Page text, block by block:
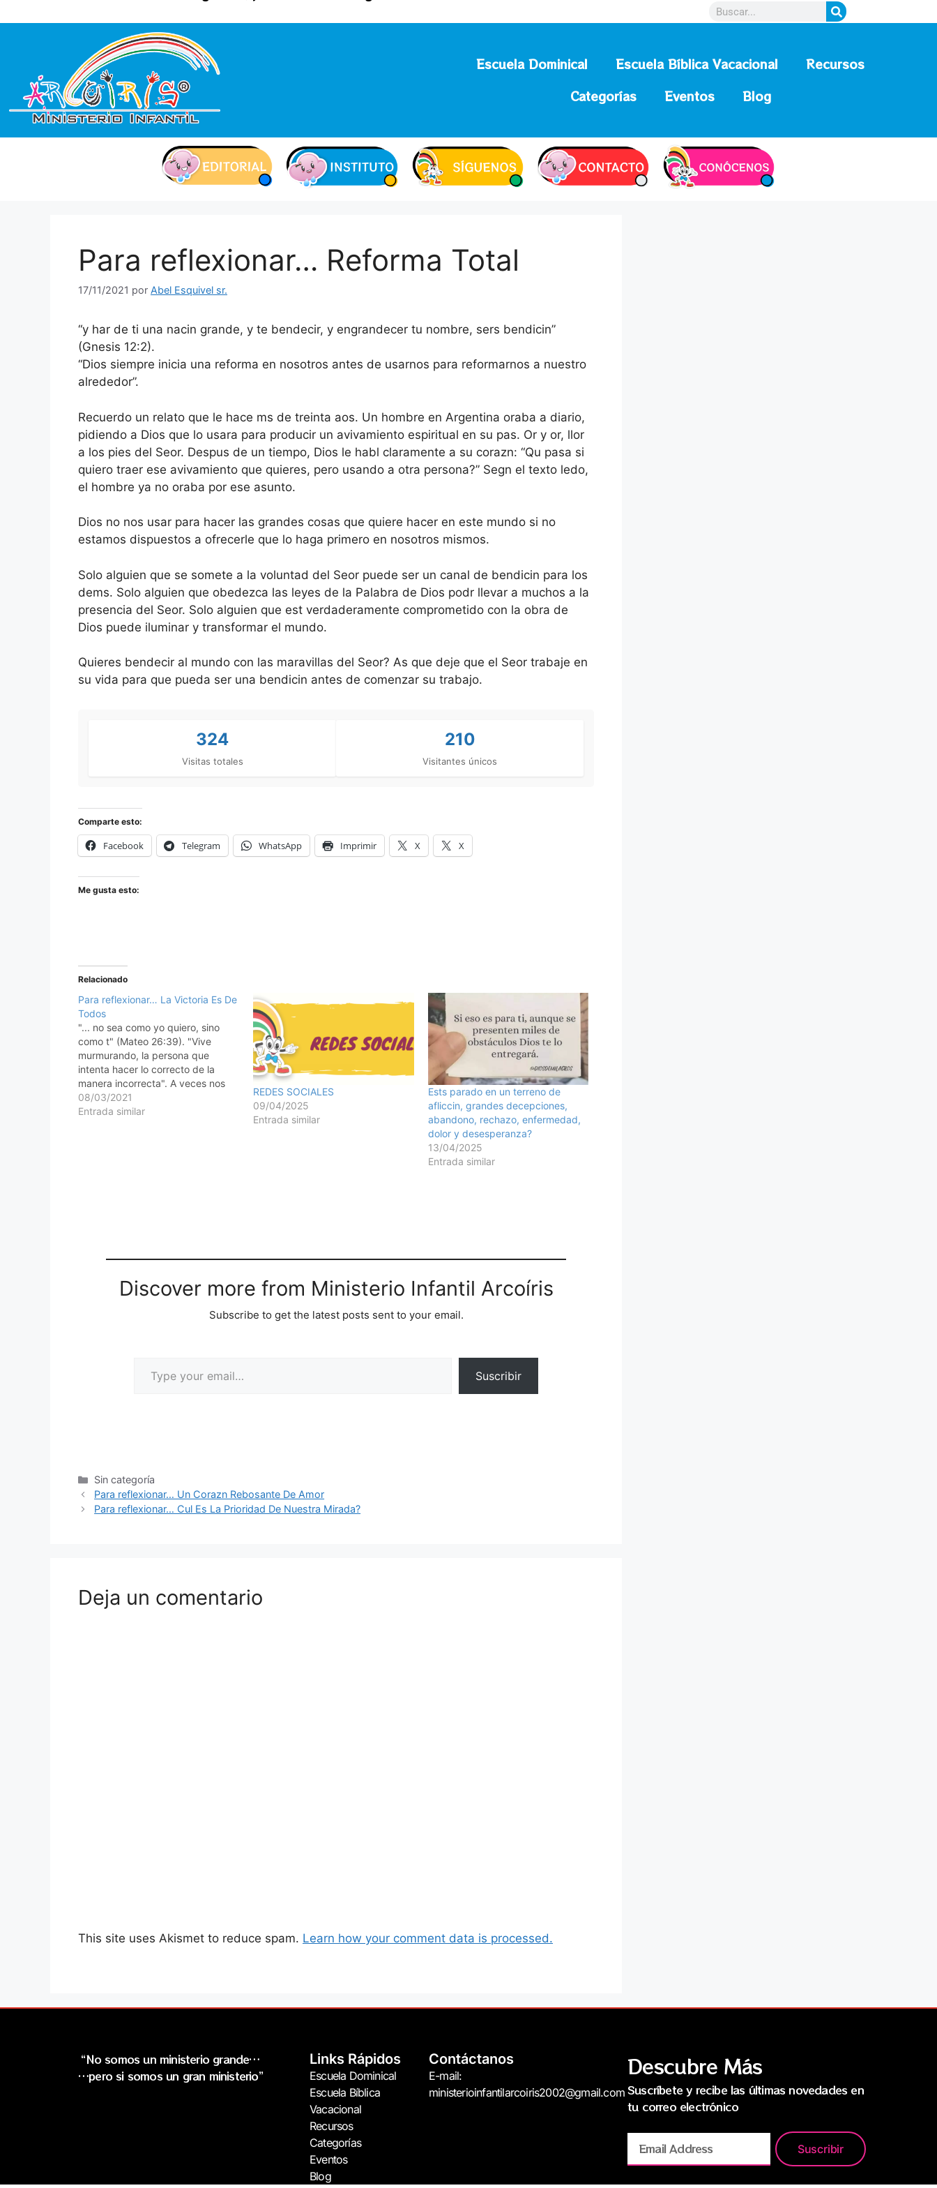
Escuela Dominical Escuela Bíblica Vacacional
Recursos
Categorías
Eventos Blog
Para reflexionar… Reforma Total
17/11/2021 por Abel Esquivel sr.
“y har de ti una nacin grande, y te bendecir, y engrandecer tu nombre, sers bendicin”
(Gnesis 12:2).
“Dios siempre inicia una reforma en nosotros antes de usarnos para reformarnos a nuestro
alrededor”.
Recuerdo un relato que le hace ms de treinta aos. Un hombre en Argentina oraba a diario,
pidiendo a Dios que lo usara para producir un avivamiento espiritual en su pas. Or y or, llor
a los pies del Seor. Despus de un tiempo, Dios le habl claramente a su corazn: “Qu pasa si
quiero traer ese avivamiento que quieres, pero usando a otra persona?” Segn el texto ledo,
el hombre ya no oraba por ese asunto.
Dios no nos usar para hacer las grandes cosas que quiere hacer en este mundo si no
estamos dispuestos a ofrecerle que lo haga primero en nosotros mismos.
Solo alguien que se somete a la voluntad del Seor puede ser un canal de bendicin para los
dems. Solo alguien que obedezca las leyes de la Palabra de Dios podr llevar a muchos a la
presencia del Seor. Solo alguien que est verdaderamente comprometido con la obra de
Dios puede iluminar y transformar el mundo.
Quieres bendecir al mundo con las maravillas del Seor? As que deje que el Seor trabaje en
su vida para que pueda ser una bendicin antes de comenzar su trabajo.
324
Visitas totales
210
Visitantes únicos
Comparte esto:
Facebook Telegram WhatsApp Imprimir X X
Me gusta esto:
Relacionado
Para reflexionar… La Victoria Es De
Todos
"... no sea como yo quiero, sino
como t" (Mateo 26:39). "Vive
murmurando, la persona que
intenta hacer lo correcto de la
manera incorrecta". A veces nos
quejamos y murmuramos que nada
ha salido bien. Solemos decir que
08/03/2021
Entrada similar
REDES SOCIALES
09/04/2025
Entrada similar
Ests parado en un terreno de
afliccin, grandes decepciones,
abandono, rechazo, enfermedad,
dolor y desesperanza?
13/04/2025
Entrada similar
Discover more from Ministerio Infantil Arcoíris
Subscribe to get the latest posts sent to your email.
Suscribir
Sin categoría
Para reflexionar… Un Corazn Rebosante De Amor
Para reflexionar… Cul Es La Prioridad De Nuestra Mirada?
Deja un comentario
This site uses Akismet to reduce spam. Learn how your comment data is processed.
“No somos un ministerio grande…
…pero si somos un gran ministerio”
Links Rápidos
Escuela Dominical
Escuela Bíblica
Vacacional
Recursos
Categorías
Eventos
Blog
Contáctanos
E-mail:
ministerioinfantilarcoiris2002@gmail.com
Descubre Más
Suscríbete y recibe las últimas novedades en
tu correo electrónico
Suscribir